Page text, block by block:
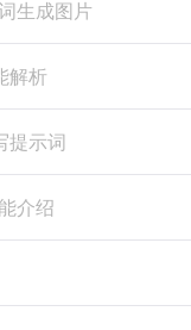
生成图片
解析
提示词
介绍